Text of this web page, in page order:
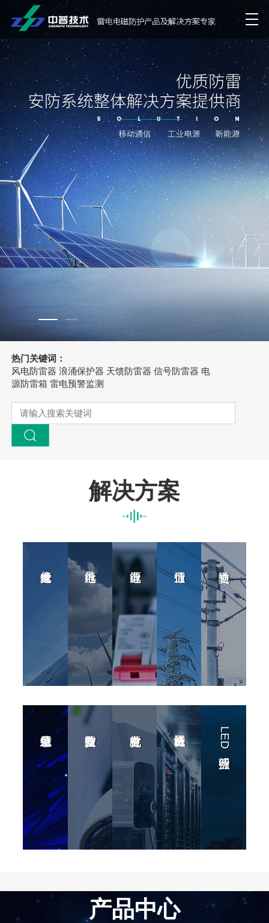
热门关键词：
风电防雷器 浪涌保护器 天馈防雷器 信号防雷器 电
源防雷箱 雷电预警监测
解决方案
LED照明行业
产品中心